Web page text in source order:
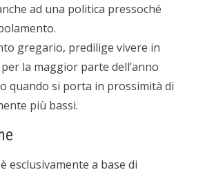
ad una politica pressoché
gregario, predilige vivere in
la maggior parte dell’anno
quando si porta in prossimità di
più bassi.
esclusivamente a base di